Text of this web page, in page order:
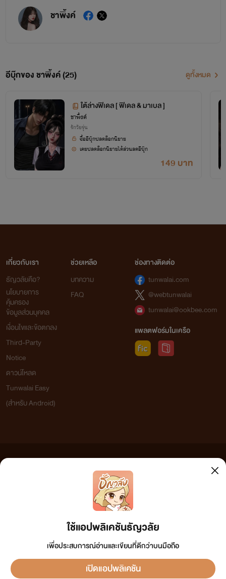
ชาพิ้งค์
อีบุ๊กของ ชาพิ้งค์ (25) ดูทั้งหมด
ใต้ล่างฟิเดล [ ฟิเดล & มาเบล ]
ชาพิ้งค์
รักวัยรุ่น
149 บาท
ซื้ออีบุ๊กปลดล็อกนิยาย
เคยปลดล็อกนิยายได้ส่วนลดอีบุ๊ก
ใช้แอปพลิเคชันธัญวลัย
เพื่อประสบการณ์อ่านและเขียนที่ดีกว่าบนมือถือ
เปิดแอปพลิเคชัน
เกี่ยวกับเรา
ธัญวลัยคือ?
นโยบายการ
คุ้มครอง
ข้อมูลส่วนบุคคล
เงื่อนไขและข้อตกลง
Third-Party
Notice
ดาวน์โหลด
Tunwalai Easy
(สำหรับ Android)
ช่วยเหลือ
บทความ
FAQ
ช่องทางติดต่อ
tunwalai.com
@webtunwalai
tunwalai@ookbee.com
แพลตฟอร์มในเครือ
เว็บไซต์แห่งนี้ไม่ได้เห็นด้วยและไม่ขอรับผิดชอบต่อข้อความใดๆ ทั้งสิ้น ดังนั้นผู้อ่านทุกท่านโปรดใช้
วิจารณญาณในการกลั่นกรองด้วยตนเอง และหากท่านพบข้อความใดๆ ที่ขัดต่อกฎหมายและศีลธรรม
กรุณาแจ้งมาที่ tunwalai@ookbee.com เพื่อทีมงานจะได้ดำเนินการในทันที ทั้งนี้ ทางเว็บไซต์ขอสงวน
ลิขสิทธิ์ตามพระราชบัญญัติลิขสิทธิ์ (ฉบับเพิ่มเติม) พ.ศ.2558